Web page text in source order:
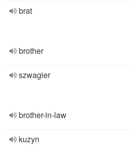
brat
brother
szwagier
brother-in-law
kuzyn